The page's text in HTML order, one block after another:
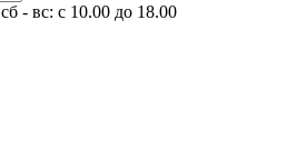
сб - вс: с 10.00 до 18.00